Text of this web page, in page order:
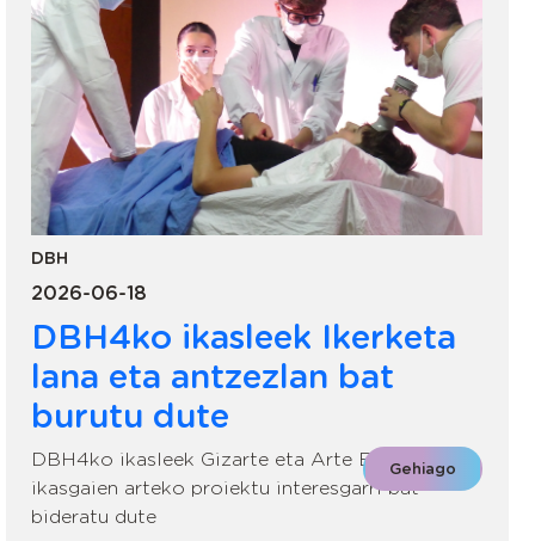
DBH
2026-06-18
DBH4ko ikasleek Ikerketa
lana eta antzezlan bat
burutu dute
DBH4ko ikasleek Gizarte eta Arte Eszenikoko
ikasgaien arteko proiektu interesgarri bat
bideratu dute
Gehiago